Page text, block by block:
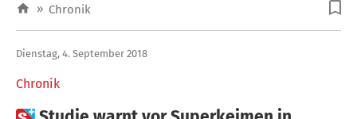
» Chronik
Chronik
Dienstag, 4. September 2018